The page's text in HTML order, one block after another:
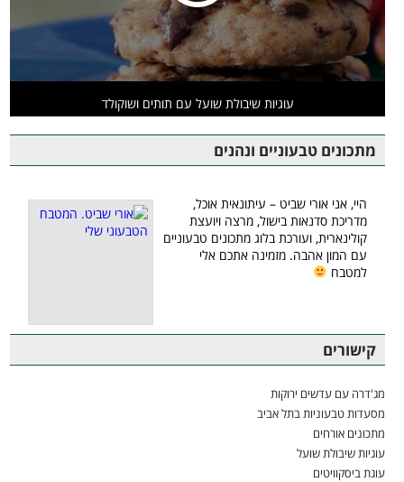
עוגיות שיבולת שועל עם תותים ושוקולד
מתכונים טבעוניים ונהנים
היי, אני אורי שביט – עיתונאית אוכל,
מדריכת סדנאות בישול, מרצה ויועצת
קולינארית, ועורכת בלוג מתכונים טבעוניים
עם המון אהבה. מזמינה אתכם אלי
למטבח
קישורים
מג'דרה עם עדשים ירוקות
מסעדות טבעוניות בתל אביב
מתכונים אורחים
עוגיות שיבולת שועל
עוגת ביסקוויטים